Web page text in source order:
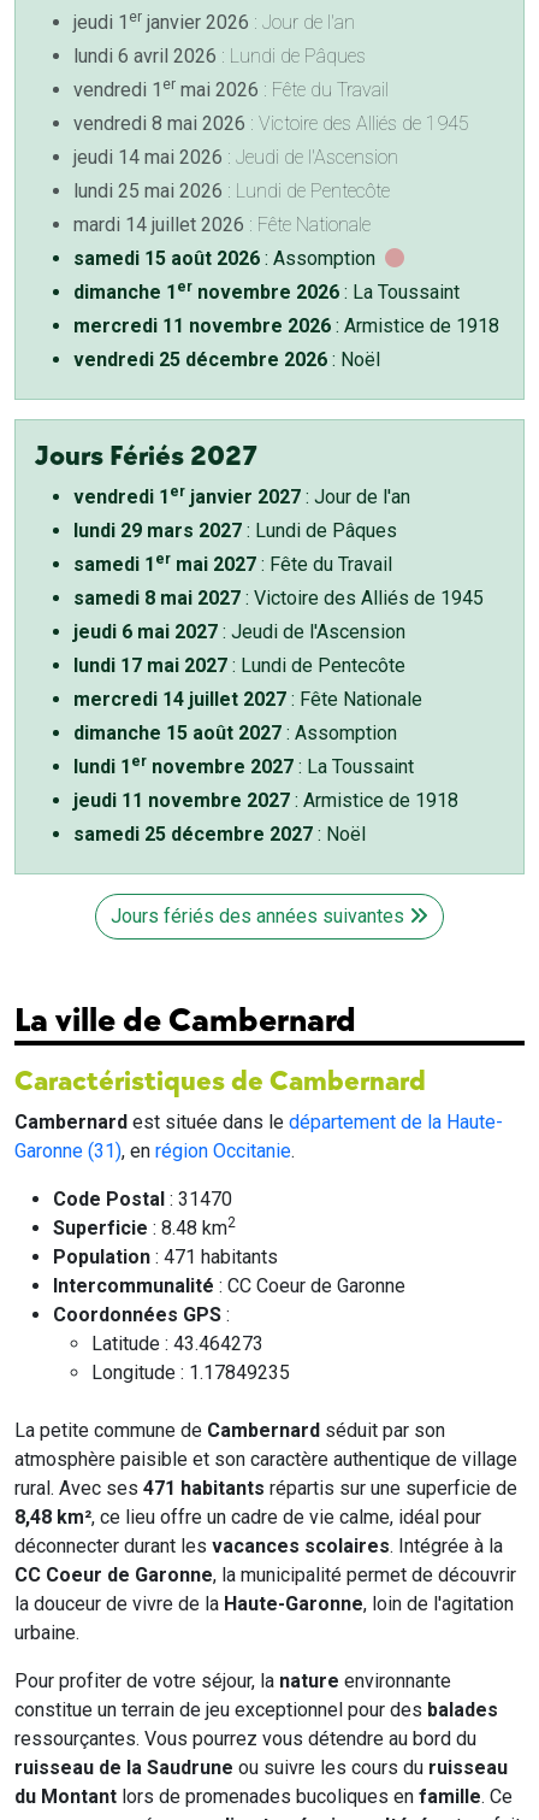
jeudi 1 er janvier 2026 : Jour de l'an
lundi 6 avril 2026 : Lundi de Pâques
vendredi 1 er mai 2026 : Fête du Travail
vendredi 8 mai 2026 : Victoire des Alliés de 1945
jeudi 14 mai 2026 : Jeudi de l'Ascension
lundi 25 mai 2026 : Lundi de Pentecôte
mardi 14 juillet 2026 : Fête Nationale
samedi 15 août 2026 : Assomption
dimanche 1 er novembre 2026 : La Toussaint
mercredi 11 novembre 2026 : Armistice de 1918
vendredi 25 décembre 2026 : Noël
Jours Fériés 2027
vendredi 1 er janvier 2027 : Jour de l'an
lundi 29 mars 2027 : Lundi de Pâques
samedi 1 er mai 2027 : Fête du Travail
samedi 8 mai 2027 : Victoire des Alliés de 1945
jeudi 6 mai 2027 : Jeudi de l'Ascension
lundi 17 mai 2027 : Lundi de Pentecôte
mercredi 14 juillet 2027 : Fête Nationale
dimanche 15 août 2027 : Assomption
lundi 1 er novembre 2027 : La Toussaint
jeudi 11 novembre 2027 : Armistice de 1918
samedi 25 décembre 2027 : Noël
Jours fériés des années suivantes
La ville de Cambernard
Caractéristiques de Cambernard
Cambernard est située dans le département de la Haute-
Garonne (31), en région Occitanie.
Code Postal : 31470
Superficie : 8.48 km2
Population : 471 habitants
Intercommunalité : CC Coeur de Garonne
Coordonnées GPS :
Latitude : 43.464273
Longitude : 1.17849235
La petite commune de Cambernard séduit par son
atmosphère paisible et son caractère authentique de village
rural. Avec ses 471 habitants répartis sur une superficie de
8,48 km², ce lieu offre un cadre de vie calme, idéal pour
déconnecter durant les vacances scolaires. Intégrée à la
CC Coeur de Garonne, la municipalité permet de découvrir
la douceur de vivre de la Haute-Garonne, loin de l'agitation
urbaine.
Pour profiter de votre séjour, la nature environnante
constitue un terrain de jeu exceptionnel pour des balades
ressourçantes. Vous pourrez vous détendre au bord du
ruisseau de la Saudrune ou suivre les cours du ruisseau
du Montant lors de promenades bucoliques en famille. Ce